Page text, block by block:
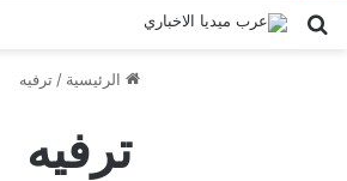
بحث عن
الرئيسية / ترفيه
ترفيه